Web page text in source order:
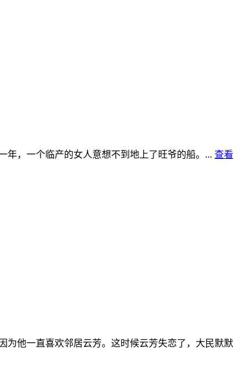
年，一个临产的女人意想不到地上了旺爷的船。... 查看
为他一直喜欢邻居云芳。这时候云芳失恋了，大民默默